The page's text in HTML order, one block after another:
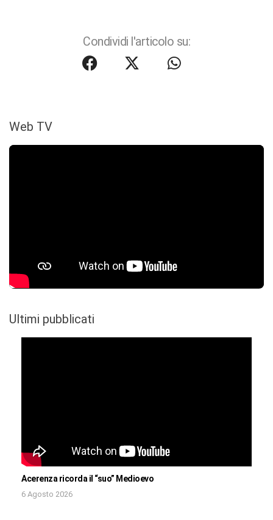
Condividi l'articolo su:
Web TV
Ultimi pubblicati
Acerenza ricorda il “suo” Medioevo
6 Agosto 2026